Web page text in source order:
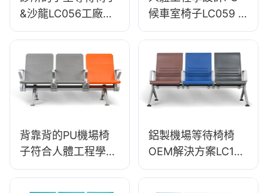
&沙龍LC056工廠直
接節省
候車室椅子LC059 &
沙龍OEM製造商
背靠背的PU機場椅
子符合人體工程學鋁
製候補座椅lc119
鋁製機場等待椅椅
OEM解決方案LC125
製造商Hewei